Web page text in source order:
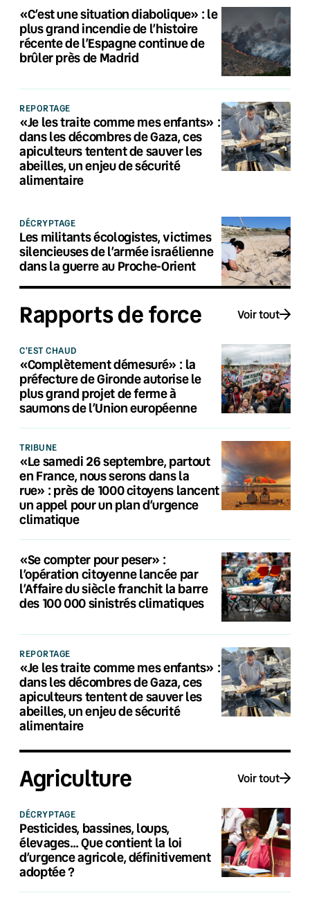
«C’est une situation diabolique» : le
plus grand incendie de l’histoire
récente de l’Espagne continue de
brûler près de Madrid
REPORTAGE
«Je les traite comme mes enfants» :
dans les décombres de Gaza, ces
apiculteurs tentent de sauver les
abeilles, un enjeu de sécurité
alimentaire
DÉCRYPTAGE
Les militants écologistes, victimes
silencieuses de l’armée israélienne
dans la guerre au Proche-Orient
Rapports de force Voir tout
C'EST CHAUD
«Complètement démesuré» : la
préfecture de Gironde autorise le
plus grand projet de ferme à
saumons de l’Union européenne
TRIBUNE
«Le samedi 26 septembre, partout
en France, nous serons dans la
rue» : près de 1000 citoyens lancent
un appel pour un plan d’urgence
climatique
«Se compter pour peser» :
l’opération citoyenne lancée par
l’Affaire du siècle franchit la barre
des 100 000 sinistrés climatiques
REPORTAGE
«Je les traite comme mes enfants» :
dans les décombres de Gaza, ces
apiculteurs tentent de sauver les
abeilles, un enjeu de sécurité
alimentaire
Agriculture Voir tout
DÉCRYPTAGE
Pesticides, bassines, loups,
élevages… Que contient la loi
d’urgence agricole, définitivement
adoptée ?